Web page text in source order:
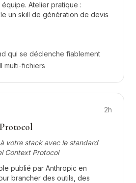
Atelier pratique :
un skill de génération de devis
qui se déclenche fiablement
multi-fichiers
2h
votre stack avec le standard
Context Protocol
publié par Anthropic en
brancher des outils, des